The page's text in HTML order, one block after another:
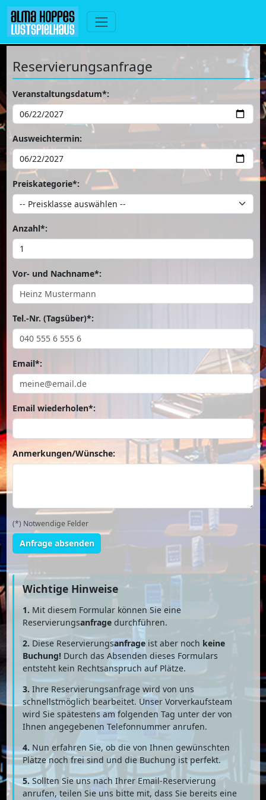
Reservierungsanfrage
Veranstaltungsdatum*:
Ausweichtermin:
Preiskategorie*:
Anzahl*:
Vor- und Nachname*:
Tel.-Nr. (Tagsüber)*:
Email*:
Email wiederholen*:
Anmerkungen/Wünsche:
(*) Notwendige Felder
Anfrage absenden
Wichtige Hinweise
1. Mit diesem Formular können Sie eine
Reservierungsanfragedurchführen.
2. Diese Reservierungsanfrage ist aber noch keine
Buchung! Durch das Absenden dieses Formulars
entsteht kein Rechtsanspruch auf Plätze.
3. Ihre Reservierungsanfrage wird von uns
schnellstmöglich bearbeitet. Unser Vorverkaufsteam
wird Sie spätestens am folgenden Tag unter der von
Ihnen angegebenen Telefonnummer anrufen.
4. Nun erfahren Sie, ob die von Ihnen gewünschten
Plätze noch frei sind und die Buchung ist perfekt.
5.Sollten Sie uns nach Ihrer Email-Reservierung
anrufen, teilen Sie uns bitte mit, dass Sie bereits eine